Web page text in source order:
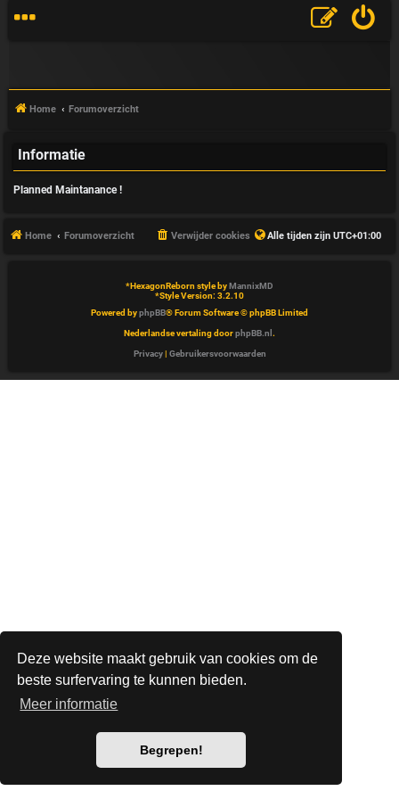
Deze website maakt gebruik van cookies om de
beste surfervaring te kunnen bieden.
Meer informatie
Begrepen!
V
A
Home Forumoverzicht
Informatie
Planned Maintanance !
Home Forumoverzicht Alle tijden zijn UTC+01:00
Verwijder cookies
*HexagonReborn style byMannixMD
*Style Version: 3.2.10
Powered byphpBB® Forum Software © phpBB Limited
Nederlandse vertaling doorphpBB.nl .
Privacy| Gebruikersvoorwaarden